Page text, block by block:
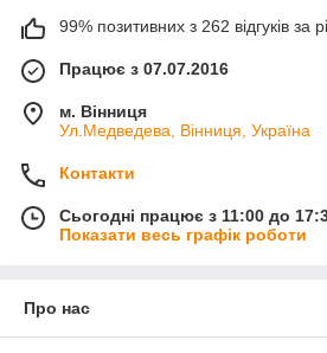
99% позитивних з 262 відгуків за
Працює з 07.07.2016
м. Вінниця
Ул.Медведева, Вінниця, Україна
Контакти
Сьогодні працює з 11:00 до
Показати весь графік роботи
Про нас